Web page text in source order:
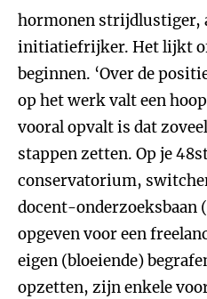
hormonen strijdlustiger,
initiatiefrijker. Het lijkt of
beginnen. ‘Over de
op het werk valt een
vooral opvalt is dat
stappen zetten. Op je
conservatorium,
docent-onderzoeksbaan
opgeven voor een
eigen (bloeiende)
opzetten, zijn enkele